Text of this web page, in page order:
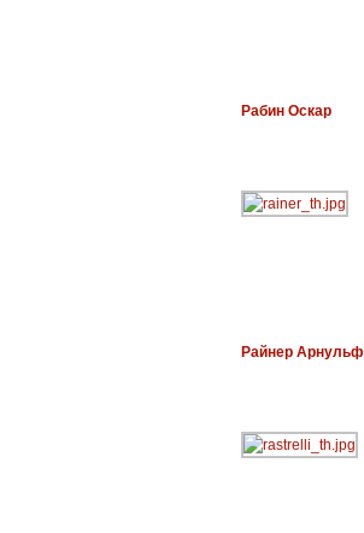
Рабин Оскар
Райнер Арнульф